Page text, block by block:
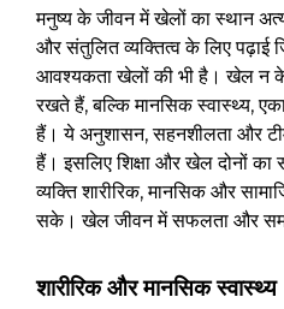
मनुष्य के जीवन में खेलों का स्थान
और संतुलित व्यक्तित्व के लिए पढ़ाई
आवश्यकता खेलों की भी है। खेल न
रखते हैं, बल्कि मानसिक स्वास्थ्य,
हैं। ये अनुशासन, सहनशीलता और
हैं। इसलिए शिक्षा और खेल दोनों
व्यक्ति शारीरिक, मानसिक और
सके। खेल जीवन में सफलता और
शारीरिक और मानसिक स्वास्थ्य